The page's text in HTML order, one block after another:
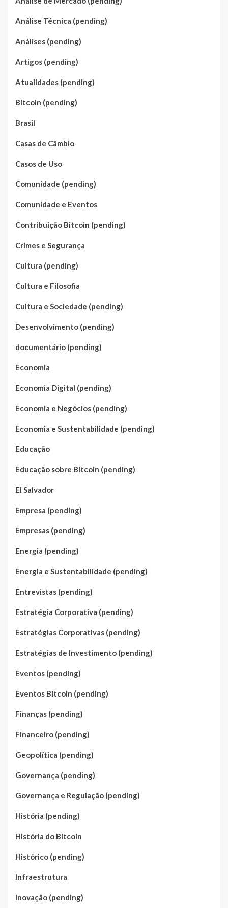
Análise Técnica (pending)
Análises (pending)
Artigos (pending)
Atualidades (pending)
Bitcoin (pending)
Brasil
Casas de Câmbio
Casos de Uso
Comunidade (pending)
Comunidade e Eventos
Contribuição Bitcoin (pending)
Crimes e Segurança
Cultura (pending)
Cultura e Filosofia
Cultura e Sociedade (pending)
Desenvolvimento (pending)
documentário (pending)
Economia
Economia Digital (pending)
Economia e Negócios (pending)
Economia e Sustentabilidade (pending)
Educação
Educação sobre Bitcoin (pending)
El Salvador
Empresa (pending)
Empresas (pending)
Energia (pending)
Energia e Sustentabilidade (pending)
Entrevistas (pending)
Estratégia Corporativa (pending)
Estratégias Corporativas (pending)
Estratégias de Investimento (pending)
Eventos (pending)
Eventos Bitcoin (pending)
Finanças (pending)
Financeiro (pending)
Geopolítica (pending)
Governança (pending)
Governança e Regulação (pending)
História (pending)
História do Bitcoin
Histórico (pending)
Infraestrutura
Inovação (pending)